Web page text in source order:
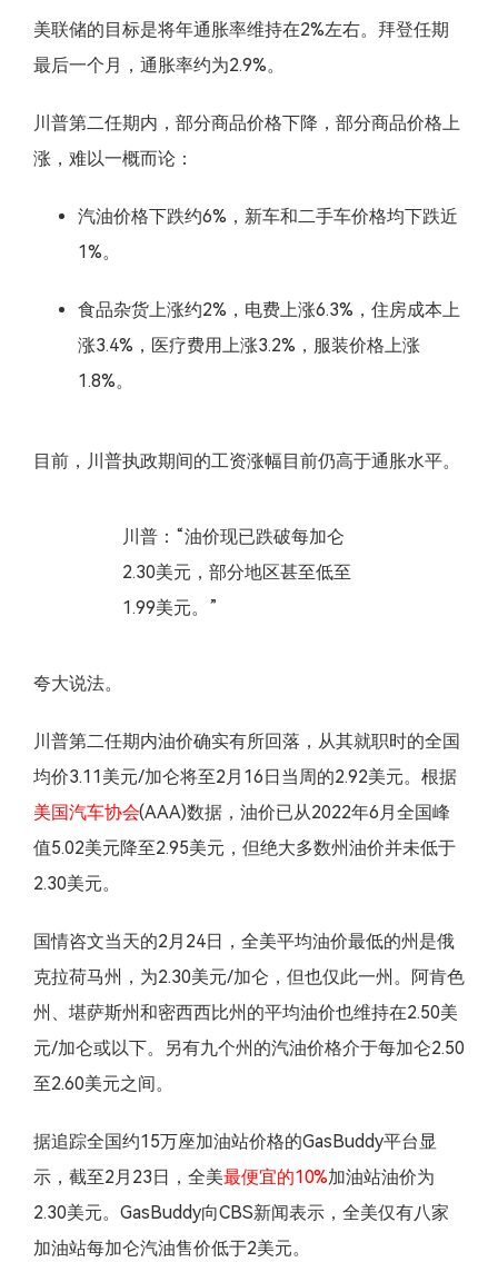
美联储的目标是将年通胀率维持在2%左右。拜登任期
最后一个月，通胀率约为2.9%。
川普第二任期内，部分商品价格下降，部分商品价格上
涨，难以一概而论：
汽油价格下跌约6%，新车和二手车价格均下跌近
1%。
食品杂货上涨约2%，电费上涨6.3%，住房成本上
涨3.4%，医疗费用上涨3.2%，服装价格上涨
1.8%。
目前，川普执政期间的工资涨幅目前仍高于通胀水平。
川普：“油价现已跌破每加仑
2.30美元，部分地区甚至低至
1.99美元。”
夸大说法。
川普第二任期内油价确实有所回落，从其就职时的全国
均价3.11美元/加仑将至2月16日当周的2.92美元。根据
美国汽车协会(AAA)数据，油价已从2022年6月全国峰
值5.02美元降至2.95美元，但绝大多数州油价并未低于
2.30美元。
国情咨文当天的2月24日，全美平均油价最低的州是俄
克拉荷马州，为2.30美元/加仑，但也仅此一州。阿肯色
州、堪萨斯州和密西西比州的平均油价也维持在2.50美
元/加仑或以下。另有九个州的汽油价格介于每加仑2.50
至2.60美元之间。
据追踪全国约15万座加油站价格的GasBuddy平台显
示，截至2月23日，全美最便宜的10%加油站油价为
2.30美元。GasBuddy向CBS新闻表示，全美仅有八家
加油站每加仑汽油售价低于2美元。